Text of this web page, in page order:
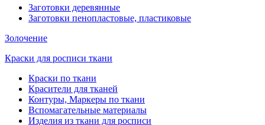
Заготовки деревянные
Заготовки пенопластовые, пластиковые
Золочение
Краски для росписи ткани
Краски по ткани
Красители для тканей
Контуры, Маркеры по ткани
Вспомагательные материалы
Изделия из ткани для росписи